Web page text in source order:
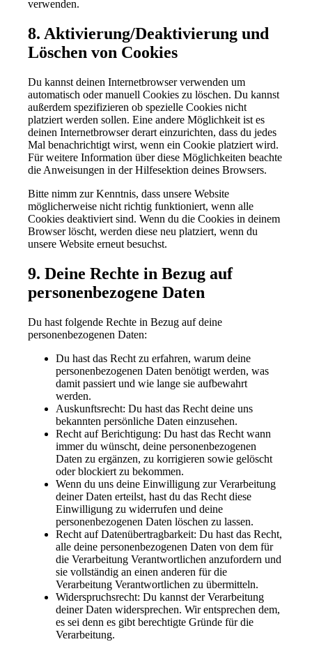
verwenden.
8. Aktivierung/Deaktivierung und
Löschen von Cookies
Du kannst deinen Internetbrowser verwenden um
automatisch oder manuell Cookies zu löschen. Du kannst
außerdem spezifizieren ob spezielle Cookies nicht
platziert werden sollen. Eine andere Möglichkeit ist es
deinen Internetbrowser derart einzurichten, dass du jedes
Mal benachrichtigt wirst, wenn ein Cookie platziert wird.
Für weitere Information über diese Möglichkeiten beachte
die Anweisungen in der Hilfesektion deines Browsers.
Bitte nimm zur Kenntnis, dass unsere Website
möglicherweise nicht richtig funktioniert, wenn alle
Cookies deaktiviert sind. Wenn du die Cookies in deinem
Browser löscht, werden diese neu platziert, wenn du
unsere Website erneut besuchst.
9. Deine Rechte in Bezug auf
personenbezogene Daten
Du hast folgende Rechte in Bezug auf deine
personenbezogenen Daten:
Du hast das Recht zu erfahren, warum deine
personenbezogenen Daten benötigt werden, was
damit passiert und wie lange sie aufbewahrt
werden.
Auskunftsrecht: Du hast das Recht deine uns
bekannten persönliche Daten einzusehen.
Recht auf Berichtigung: Du hast das Recht wann
immer du wünscht, deine personenbezogenen
Daten zu ergänzen, zu korrigieren sowie gelöscht
oder blockiert zu bekommen.
Wenn du uns deine Einwilligung zur Verarbeitung
deiner Daten erteilst, hast du das Recht diese
Einwilligung zu widerrufen und deine
personenbezogenen Daten löschen zu lassen.
Recht auf Datenübertragbarkeit: Du hast das Recht,
alle deine personenbezogenen Daten von dem für
die Verarbeitung Verantwortlichen anzufordern und
sie vollständig an einen anderen für die
Verarbeitung Verantwortlichen zu übermitteln.
Widerspruchsrecht: Du kannst der Verarbeitung
deiner Daten widersprechen. Wir entsprechen dem,
es sei denn es gibt berechtigte Gründe für die
Verarbeitung.